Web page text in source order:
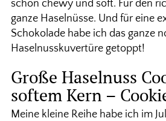
schön chewy und soft. Für den
ganze Haselnüsse. Und für eine
Schokolade habe ich das ganze
Haselnusskuvertüre getoppt!
Große Haselnuss
softem Kern –
Meine kleine Reihe habe ich im